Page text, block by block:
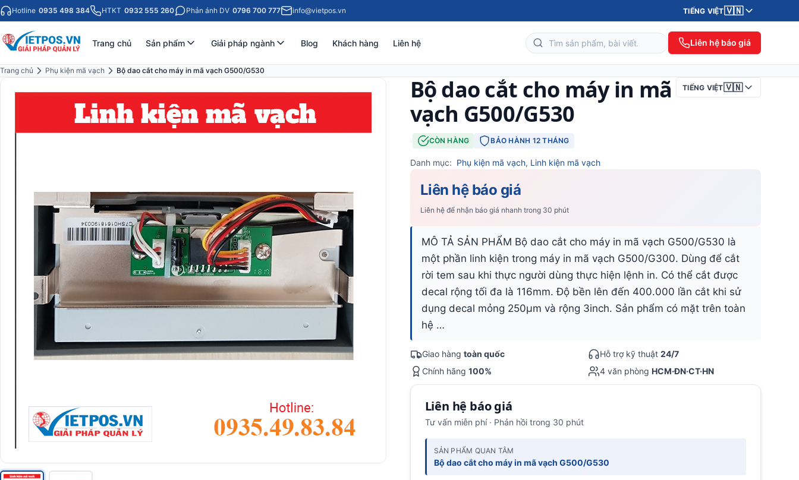
Hotline 0935 498 384 HTKT 0932 555 260 Phản ánh DV 0796 700 777 info@vietpos.vn TIẾNG VIỆT🇻🇳
Trang chủ Sản phẩm Giải pháp ngành Blog Khách hàng Liên hệ Liên hệ báo giá
Trang chủ Phụ kiện mã vạch
Bộ dao cắt cho máy in mã vạch G500/G530
TIẾNG VIỆT🇻🇳
Bộ dao cắt cho máy in mã
vạch G500/G530
· CÒN HÀNG BẢO HÀNH 12 THÁNG
Danh mục: Phụ kiện mã vạch, Linh kiện mã vạch
Liên hệ báo giá
Liên hệ để nhận báo giá nhanh trong 30 phút
MÔ TẢ SẢN PHẨM Bộ dao cắt cho máy in mã vạch G500/G530 là
một phần linh kiện trong máy in mã vạch G500/G300. Dùng để cắt
rời tem sau khi thực người dùng thực hiện lệnh in. Có thể cắt được
decal rộng tối đa là 116mm. Độ bền lên đến 400.000 lần cắt khi sử
dụng decal mỏng 250µm và rộng 3inch. Sản phẩm có mặt trên toàn
hệ …
Giao hàng toàn quốc Hỗ trợ kỹ thuật 24/7
Chính hãng 100% 4 văn phòng HCM·ĐN·CT·HN
Liên hệ báo giá
Tư vấn miễn phí · Phản hồi trong 30 phút
SẢN PHẨM QUAN TÂM
Bộ dao cắt cho máy in mã vạch G500/G530